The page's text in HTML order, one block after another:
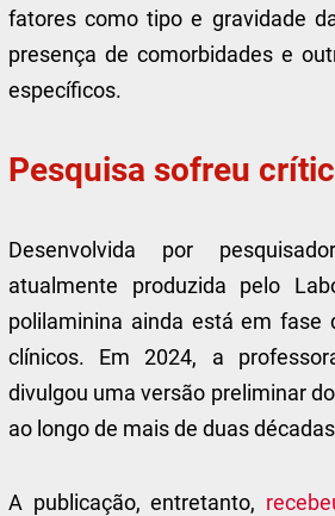
fatores como tipo e gravidade
presença de comorbidades e
específicos.
Pesquisa sofreu
Desenvolvida por
atualmente produzida pelo
polilaminina ainda está em fase
clínicos. Em 2024, a
divulgou uma versão preliminar
ao longo de mais de duas
A publicação, entretanto,